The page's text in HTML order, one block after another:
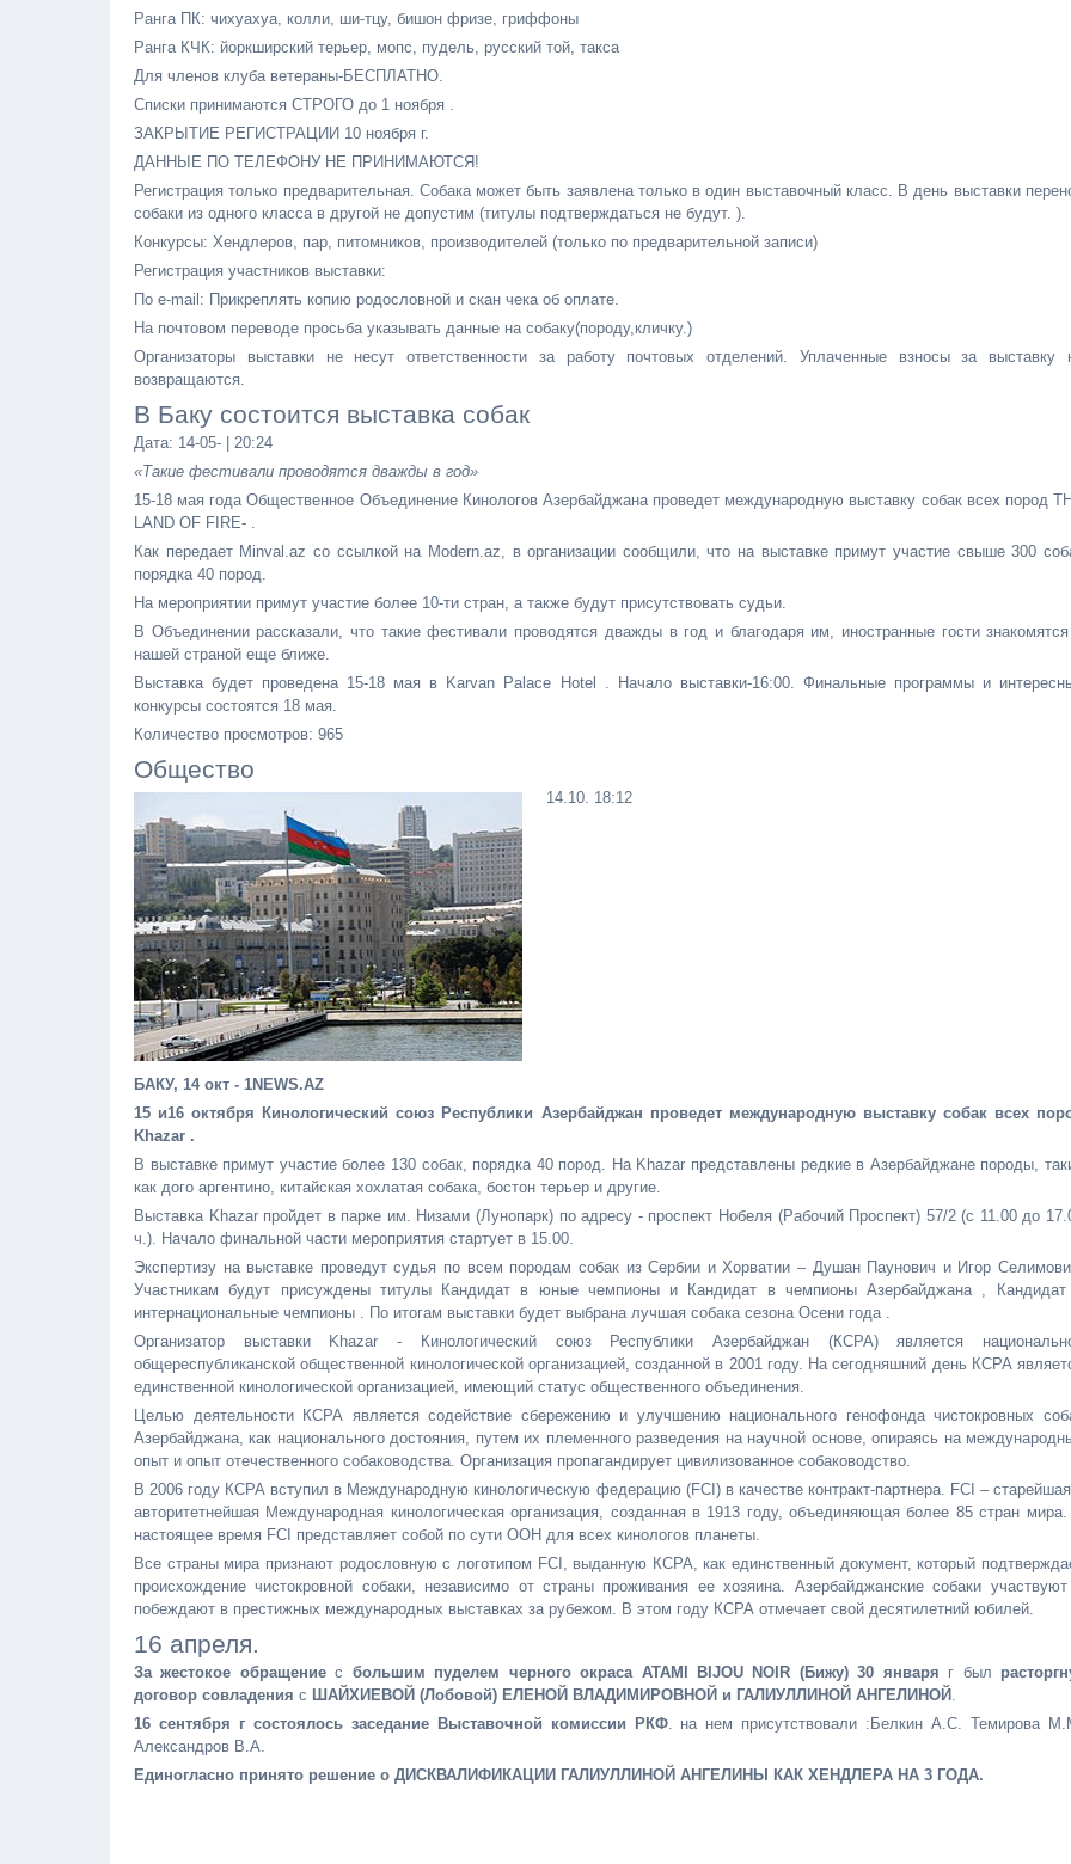
Ранга ПК: чихуахуа, колли, ши-тцу, бишон фризе, гриффоны
Ранга КЧК: йоркширский терьер, мопс, пудель, русский той, такса
Для членов клуба ветераны-БЕСПЛАТНО.
Списки принимаются СТРОГО до 1 ноября .
ЗАКРЫТИЕ РЕГИСТРАЦИИ 10 ноября г.
ДАННЫЕ ПО ТЕЛЕФОНУ НЕ ПРИНИМАЮТСЯ!
Регистрация только предварительная. Собака может быть заявлена только в один выставочный класс. В день выставки
собаки из одного класса в другой не допустим (титулы подтверждаться не будут. ).
Конкурсы: Хендлеров, пар, питомников, производителей (только по предварительной записи)
Регистрация участников выставки:
По e-mail: Прикреплять копию родословной и скан чека об оплате.
На почтовом переводе просьба указывать данные на собаку(породу,кличку.)
Организаторы выставки не несут ответственности за работу почтовых отделений. Уплаченные взносы за выставку
возвращаются.
В Баку состоится выставка собак
Дата: 14-05- | 20:24
«Такие фестивали проводятся дважды в год»
15-18 мая года Общественное Объединение Кинологов Азербайджана проведет международную выставку собак всех пород
LAND OF FIRE- .
Как передает Minval.az со ссылкой на Modern.az, в организации сообщили, что на выставке примут участие свыше 300
порядка 40 пород.
На мероприятии примут участие более 10-ти стран, а также будут присутствовать судьи.
В Объединении рассказали, что такие фестивали проводятся дважды в год и благодаря им, иностранные гости
нашей страной еще ближе.
Выставка будет проведена 15-18 мая в Karvan Palace Hotel . Начало выставки-16:00. Финальные программы и
конкурсы состоятся 18 мая.
Количество просмотров: 965
Общество
14.10. 18:12
БАКУ, 14 окт - 1NEWS.AZ
15 и16 октября Кинологический союз Республики Азербайджан проведет международную выставку собак всех
Khazar .
В выставке примут участие более 130 собак, порядка 40 пород. На Khazar представлены редкие в Азербайджане породы,
как дого аргентино, китайская хохлатая собака, бостон терьер и другие.
Выставка Khazar пройдет в парке им. Низами (Лунопарк) по адресу - проспект Нобеля (Рабочий Проспект) 57/2 (с 11.00 до
ч.). Начало финальной части мероприятия стартует в 15.00.
Экспертизу на выставке проведут судья по всем породам собак из Сербии и Хорватии – Душан Паунович и Игор
Участникам будут присуждены титулы Кандидат в юные чемпионы и Кандидат в чемпионы Азербайджана ,
интернациональные чемпионы . По итогам выставки будет выбрана лучшая собака сезона Осени года .
Организатор выставки Khazar - Кинологический союз Республики Азербайджан (КСРА) является
общереспубликанской общественной кинологической организацией, созданной в 2001 году. На сегодняшний день КСРА
единственной кинологической организацией, имеющий статус общественного объединения.
Целью деятельности КСРА является содействие сбережению и улучшению национального генофонда чистокровных
Азербайджана, как национального достояния, путем их племенного разведения на научной основе, опираясь на
опыт и опыт отечественного собаководства. Организация пропагандирует цивилизованное собаководство.
В 2006 году КСРА вступил в Международную кинологическую федерацию (FCI) в качестве контракт-партнера. FCI –
авторитетнейшая Международная кинологическая организация, созданная в 1913 году, объединяющая более 85 стран
настоящее время FCI представляет собой по сути ООН для всех кинологов планеты.
Все страны мира признают родословную с логотипом FCI, выданную КСРА, как единственный документ, который
происхождение чистокровной собаки, независимо от страны проживания ее хозяина. Азербайджанские собаки
побеждают в престижных международных выставках за рубежом. В этом году КСРА отмечает свой десятилетний юбилей.
16 апреля.
За жестокое обращениес большим пуделем черного окраса ATAMI BIJOU NOIR (Бижу) 30 января г был
договор совладения с ШАЙХИЕВОЙ (Лобовой) ЕЛЕНОЙ ВЛАДИМИРОВНОЙ и ГАЛИУЛЛИНОЙ АНГЕЛИНОЙ .
16 сентября г состоялось заседание Выставочной комиссии РКФ. на нем присутствовали :Белкин А.С. Темирова
Александров В.А.
Единогласно принято решение о ДИСКВАЛИФИКАЦИИ ГАЛИУЛЛИНОЙ АНГЕЛИНЫ КАК ХЕНДЛЕРА НА 3 ГОДА.